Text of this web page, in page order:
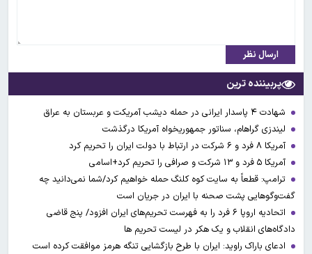
ارسال نظر
پربیننده ترین
شهادت ۴ پاسدار ایرانی در حمله دیشب آمریکت و عربستان به عراق
لیندزی گراهام، سناتور جمهوریخواه آمریکا درگذشت
آمریکا ۸ فرد و ۶ شرکت در ارتباط با دولت ایران را تحریم کرد
آمریکا ۵ فرد و ۱۳ شرکت و صرافی را تحریم کرد+اسامی
ترامپ: قطعاً به سایت کوه کلنگ حمله خواهیم کرد/شما نمی‌دانید چه
گفت‌وگوهایی پشت صحنه با ایران در جریان است
اتحادیه اروپا ۶ فرد را به فهرست تحریم‌های ایران افزود/ پنج قاضی
دادگاه‌های انقلاب و یک هکر در لیست تحریم ها
ادعای باراک راوید: ایران با طرح بازگشایی تنگه هرمز موافقت کرده است